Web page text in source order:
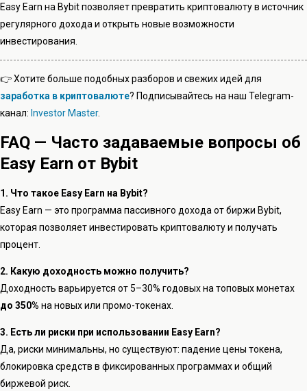
Easy Earn на Bybit позволяет превратить криптовалюту в источник
регулярного дохода и открыть новые возможности
инвестирования.
👉 Хотите больше подобных разборов и свежих идей для
заработка в криптовалюте? Подписывайтесь на наш Telegram-
канал: Investor Master.
FAQ — Часто задаваемые вопросы об
Easy Earn от Bybit
1. Что такое Easy Earn на Bybit?
Easy Earn — это программа пассивного дохода от биржи Bybit,
которая позволяет инвестировать криптовалюту и получать
процент.
2. Какую доходность можно получить?
Доходность варьируется от 5–30% годовых на топовых монетах
до 350% на новых или промо-токенах.
3. Есть ли риски при использовании Easy Earn?
Да, риски минимальны, но существуют: падение цены токена,
блокировка средств в фиксированных программах и общий
биржевой риск.